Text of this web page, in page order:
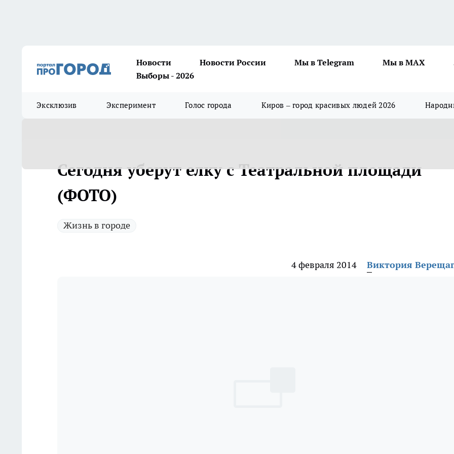
Новости Новости России Мы в Telegram Мы в MAX
Выборы - 2026
Эксклюзив Эксперимент Голос города Киров – город красивых людей 2026
Сегодня уберут елку с Театральной площади
(ФОТО)
Жизнь в городе
4 февраля 2014 Виктория